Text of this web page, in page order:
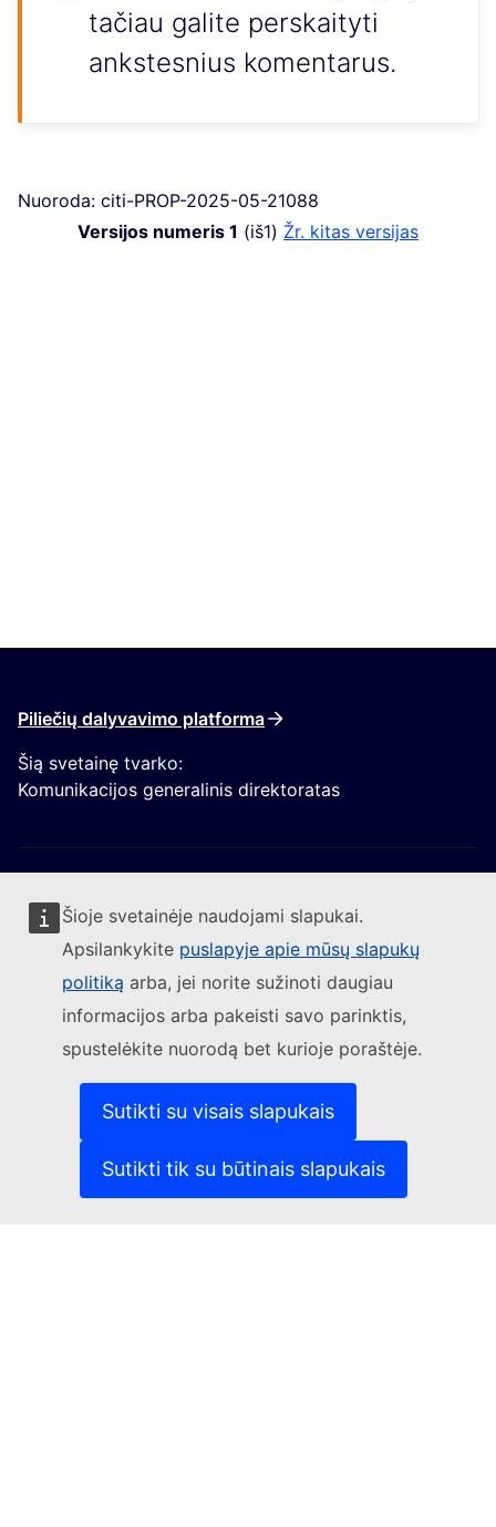
Šioje svetainėje naudojami slapukai.
Apsilankykite puslapyje apie mūsų slapukų
politiką arba, jei norite sužinoti daugiau
informacijos arba pakeisti savo parinktis,
spustelėkite nuorodą bet kurioje poraštėje.
Sutikti su visais slapukais
Sutikti tik su būtinais slapukais
tačiau galite perskaityti
ankstesnius komentarus.
Nuoroda: citi-PROP-2025-05-21088
Versijos numeris 1 (iš1) žr. kitas versijas
Piliečių dalyvavimo platforma
Šią svetainę tvarko:
Komunikacijos generalinis direktoratas
Sekite Europos Komisijos naujienas
Susisiekite su mumis(Išorės nuoroda)
Pranešti apie IT pažeidžiamumą(Išorės nuoroda)
Kalbos mūsų interneto svetainėse(Išorės nuoroda)
(Išorės nuoroda)
Privatumo politika
Teisinis pranešimas(Išorės nuoroda)